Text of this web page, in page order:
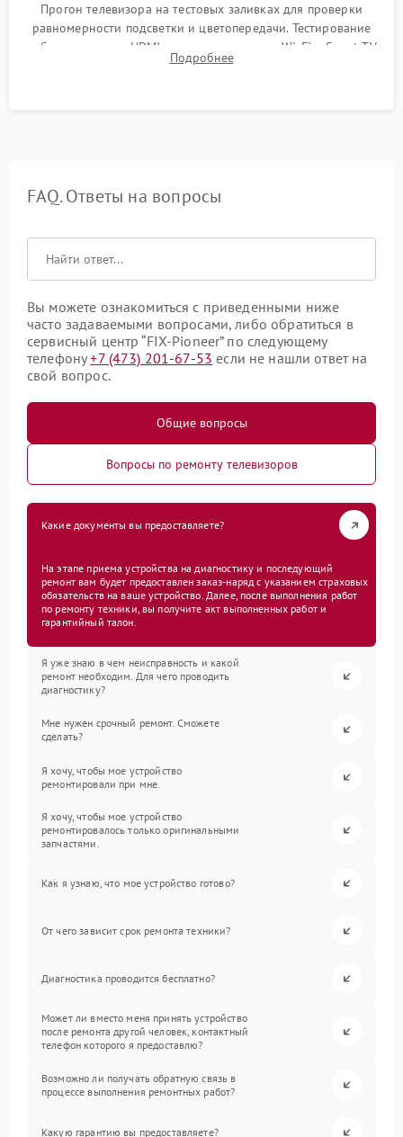
Прогон телевизора на тестовых заливках для проверки
равномерности подсветки и цветопередачи. Тестирование
работы разъемов HDMI, динамиков, модуля Wi-Fi и Smart TV
в рабочем режиме в течение нескольких часов.
Подробнее
FAQ. Ответы на вопросы
Вы можете ознакомиться с приведенными ниже
часто задаваемыми вопросами, либо обратиться в
сервисный центр “FIX-Pioneer” по следующему
телефону+7 (473) 201-67-53 если не нашли ответ на
свой вопрос.
Общие вопросы
Вопросы по ремонту телевизоров
Какие документы вы предоставляете?
На этапе приема устройства на диагностику и последующий
ремонт вам будет предоставлен заказ-наряд с указанием страховых
обязательств на ваше устройство. Далее, после выполнения работ
по ремонту техники, вы получите акт выполненных работ и
гарантийный талон.
Я уже знаю в чем неисправность и какой
ремонт необходим. Для чего проводить
диагностику?
Мне нужен срочный ремонт. Сможете
сделать?
Я хочу, чтобы мое устройство
ремонтировали при мне.
Я хочу, чтобы мое устройство
ремонтировалось только оригинальными
запчастями.
Как я узнаю, что мое устройство готово?
От чего зависит срок ремонта техники?
Диагностика проводится бесплатно?
Может ли вместо меня принять устройство
после ремонта другой человек, контактный
телефон которого я предоставлю?
Возможно ли получать обратную связь в
процессе выполнения ремонтных работ?
Какую гарантию вы предоставляете?